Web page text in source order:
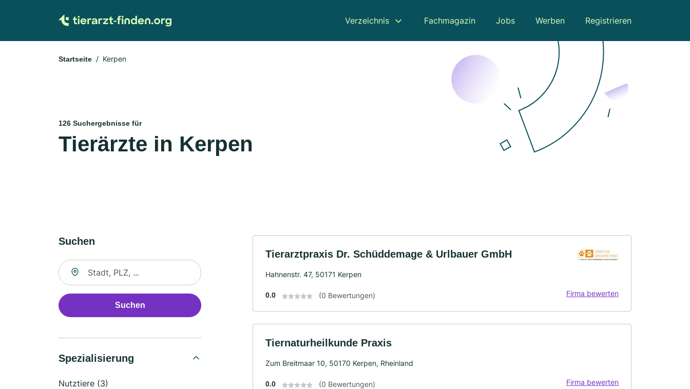
Verzeichnis Fachmagazin Jobs Werben Registrieren
Startseite Kerpen
126 Suchergebnisse für
Tierärzte in Kerpen
Suchen
Suche nach Ort
Suchen
Spezialisierung
Nutztiere (3)
Tierarztpraxis Dr. Schüddemage & Urlbauer GmbH
Hahnenstr. 47, 50171 Kerpen
0.0 (0 Bewertungen) Firma bewerten
Tiernaturheilkunde Praxis
Zum Breitmaar 10, 50170 Kerpen, Rheinland
0.0 (0 Bewertungen) Firma bewerten